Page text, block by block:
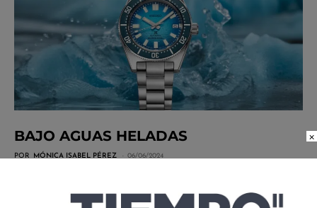
BAJO AGUAS HELADAS
POR MÓNICA ISABEL PÉREZ 06/06/2024
×